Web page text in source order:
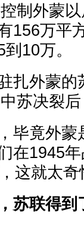
制外蒙
156万平
10万。
扎外蒙
苏决裂
毕竟外
在1945
这就太奇
苏联得到